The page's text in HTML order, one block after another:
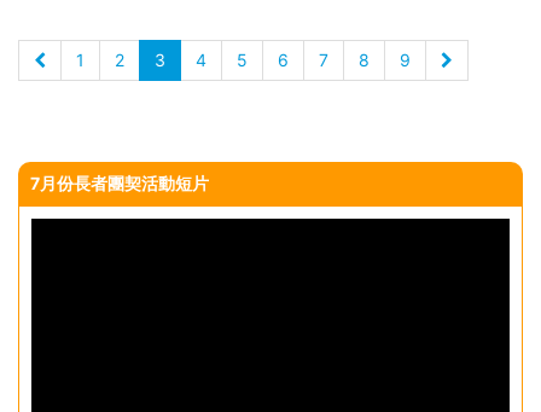
1 2 3 4 5 6 7 8 9
7月份長者團契活動短片